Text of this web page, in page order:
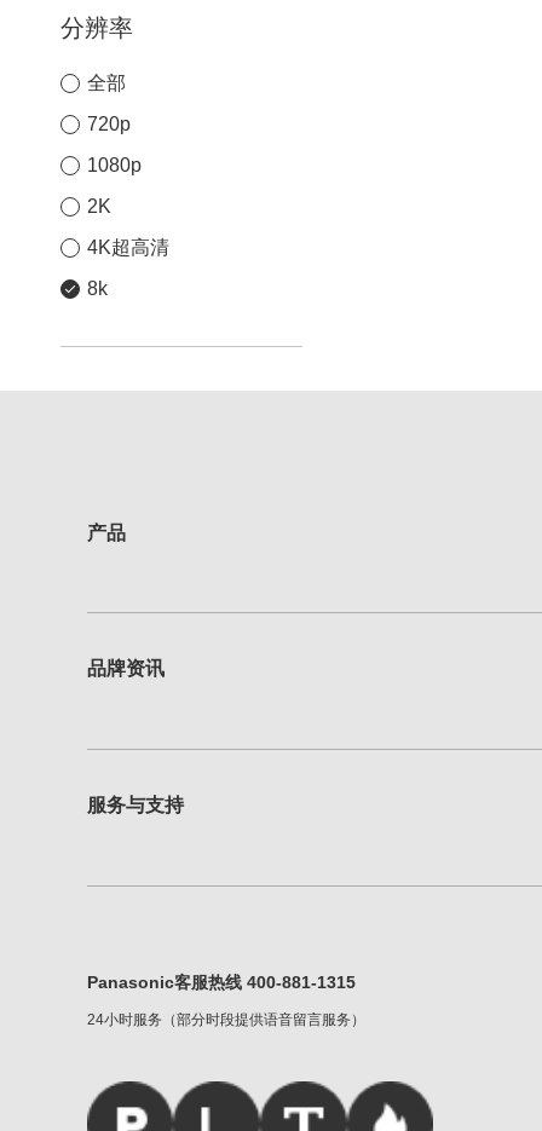
分辨率
全部
720p
1080p
2K
4K超高清
8k
产品
品牌资讯
服务与支持
Panasonic客服热线 400-881-1315
24小时服务（部分时段提供语音留言服务）